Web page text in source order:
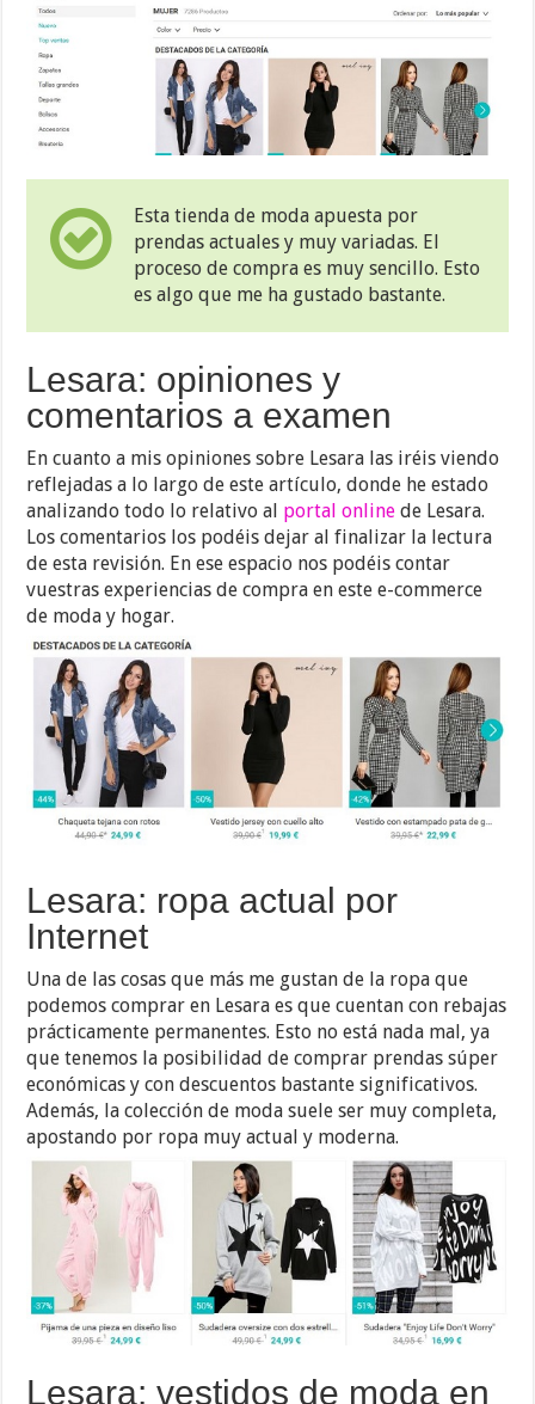
Esta tienda de moda apuesta por
prendas actuales y muy variadas. El
proceso de compra es muy sencillo. Esto
es algo que me ha gustado bastante.
Lesara: opiniones y
comentarios a examen
En cuanto a mis opiniones sobre Lesara las iréis viendo
reflejadas a lo largo de este artículo, donde he estado
analizando todo lo relativo al portal online de Lesara.
Los comentarios los podéis dejar al finalizar la lectura
de esta revisión. En ese espacio nos podéis contar
vuestras experiencias de compra en este e-commerce
de moda y hogar.
Lesara: ropa actual por
Internet
Una de las cosas que más me gustan de la ropa que
podemos comprar en Lesara es que cuentan con rebajas
prácticamente permanentes. Esto no está nada mal, ya
que tenemos la posibilidad de comprar prendas súper
económicas y con descuentos bastante significativos.
Además, la colección de moda suele ser muy completa,
apostando por ropa muy actual y moderna.
Lesara: vestidos de moda en